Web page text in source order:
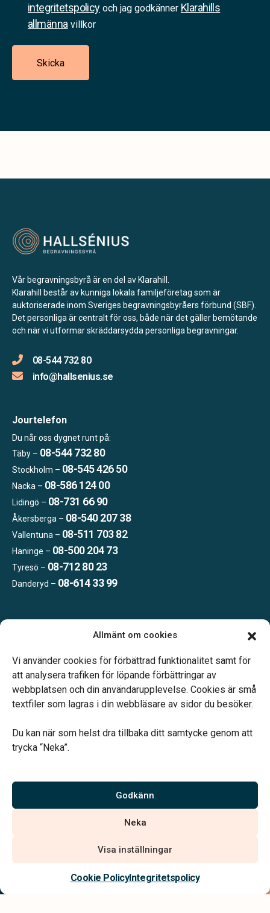
Allmänt om cookies
Vi använder cookies för förbättrad funktionalitet samt för
att analysera trafiken för löpande förbättringar av
webbplatsen och din användarupplevelse. Cookies är små
textfiler som lagras i din webbläsare av sidor du besöker.
Du kan när som helst dra tillbaka ditt samtycke genom att
trycka “Neka”.
Godkänn
Neka
Visa inställningar
Cookie PolicyIntegritetspolicy
integritetspolicyoch jag godkänner Klarahills
allmänna villkor
Skicka
Kontakta oss
Vår begravningsbyrå är en del av Klarahill.
Klarahill består av kunniga lokala familjeföretag som är
auktoriserade inom Sveriges begravningsbyråers förbund (SBF).
Det personliga är centralt för oss, både när det gäller bemötande
och när vi utformar skräddarsydda personliga begravningar.
08-544 732 80
info@hallsenius.se
Jourtelefon
Du når oss dygnet runt på:
Täby – 08-544 732 80
Stockholm – 08-545 426 50
Nacka – 08-586 124 00
Lidingö – 08-731 66 90
Åkersberga – 08-540 207 38
Vallentuna – 08-511 703 82
Haninge – 08-500 204 73
Tyresö – 08-712 80 23
Danderyd – 08-614 33 99
Telefonjour dygnet runt.
Vårt systerbolag Verahill hjälper dig med familjejuridiken –
Vi är auktoriserade av Sveriges Begravningsbyråers Förbund och
har högt ställda krav på utbildning, kvalitet, miljö och arbetsmiljö.